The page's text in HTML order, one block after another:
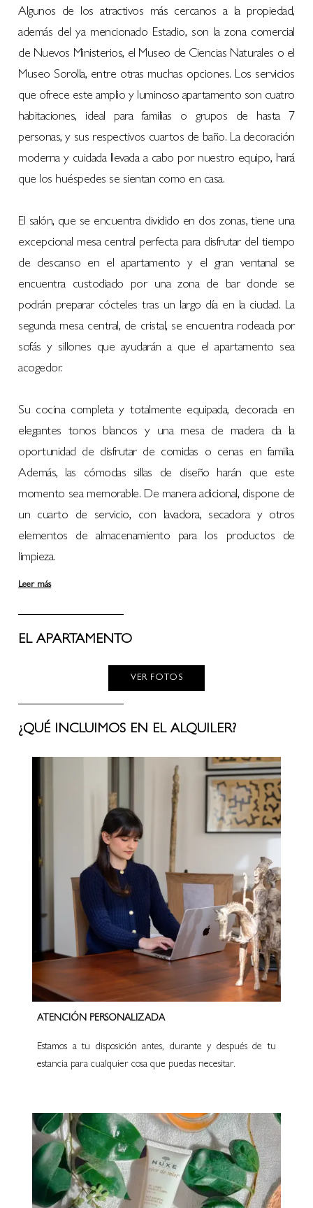
Algunos de los atractivos más cercanos a la propiedad,
además del ya mencionado Estadio, son la zona comercial
de Nuevos Ministerios, el Museo de Ciencias Naturales o el
Museo Sorolla, entre otras muchas opciones. Los servicios
que ofrece este amplio y luminoso apartamento son cuatro
habitaciones, ideal para familias o grupos de hasta 7
personas, y sus respectivos cuartos de baño. La decoración
moderna y cuidada llevada a cabo por nuestro equipo, hará
que los huéspedes se sientan como en casa.
El salón, que se encuentra dividido en dos zonas, tiene una
excepcional mesa central perfecta para disfrutar del tiempo
de descanso en el apartamento y el gran ventanal se
encuentra custodiado por una zona de bar donde se
podrán preparar cócteles tras un largo día en la ciudad. La
segunda mesa central, de cristal, se encuentra rodeada por
sofás y sillones que ayudarán a que el apartamento sea
acogedor.
Su cocina completa y totalmente equipada, decorada en
elegantes tonos blancos y una mesa de madera da la
oportunidad de disfrutar de comidas o cenas en familia.
Además, las cómodas sillas de diseño harán que este
momento sea memorable. De manera adicional, dispone de
un cuarto de servicio, con lavadora, secadora y otros
elementos de almacenamiento para los productos de
limpieza.
Leer más
EL APARTAMENTO
VER FOTOS
¿QUÉ INCLUIMOS EN EL ALQUILER?
ATENCIÓN PERSONALIZADA
Estamos a tu disposición antes, durante y después de tu
estancia para cualquier cosa que puedas necesitar.